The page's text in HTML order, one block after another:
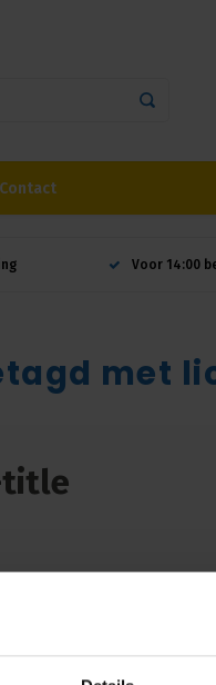
Contact
Voor 14:00
met
title